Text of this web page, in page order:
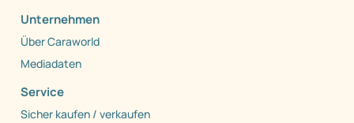
Unternehmen
Über Caraworld
Mediadaten
Service
Sicher kaufen / verkaufen